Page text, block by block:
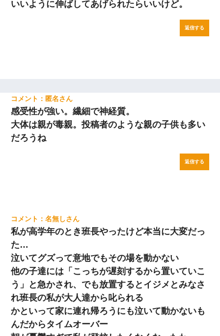
いいように伸ばしてあげられたらいいけど。
返信する
匿名
感受性が強い。繊細で神経質。
大体は親が毒親。投稿者のような親の子供も多い
だろうね
返信する
名無し
私が高学年のとき班長やったけど本当に大変だっ
た…
泣いてグズって意地でもその場を動かない
他の子達には「こっちが遅刻するから置いていこ
う」と急かされ、でも放置するとイジメとみなさ
れ班長の私が大人達から叱られる
かといって家に連れ帰ろうにも泣いて動かないも
んだからタイムオーバー